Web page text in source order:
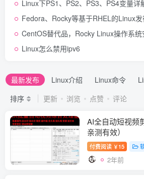
Linux下PS1、PS2、PS3、PS4变量详
Fedora、Rocky等基于RHEL的Linux发行版如何重置忘
CentOS替代品，Rocky Linux操作系统
Linux怎么禁用ipv6
最新发布 Linux介绍 Linux命令
排序
更新 浏览 点赞 评论
AI全自动短视频
亲测有效）
付费阅读 ￥ 15
2年前